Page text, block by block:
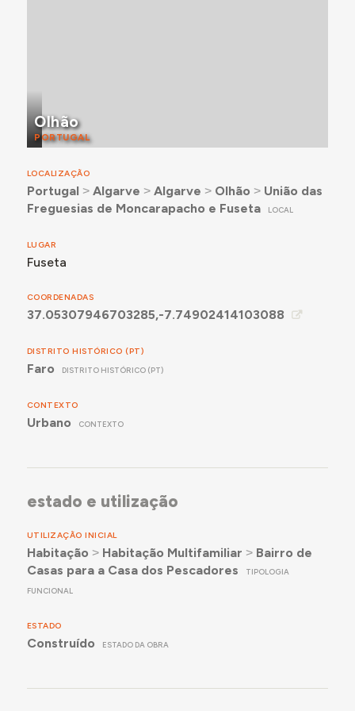
Olhão
PORTUGAL
LOCALIZAÇÃO
Portugal ˃ Algarve ˃ Algarve ˃ Olhão ˃ União das
Freguesias de Moncarapacho e Fuseta
LOCAL
LUGAR
Fuseta
COORDENADAS
37.05307946703285,-7.74902414103088
DISTRITO HISTÓRICO (PT)
Faro DISTRITO HISTÓRICO (PT)
CONTEXTO
Urbano CONTEXTO
estado e utilização
UTILIZAÇÃO INICIAL
Habitação ˃ Habitação Multifamiliar ˃ Bairro de
Casas para a Casa dos Pescadores
TIPOLOGIA
FUNCIONAL
ESTADO
Construído ESTADO DA OBRA